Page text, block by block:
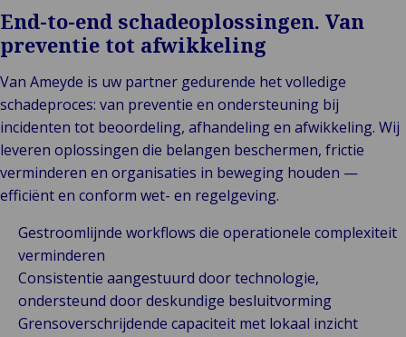
End-to-end schadeoplossingen. Van
preventie tot afwikkeling
Van Ameyde is uw partner gedurende het volledige
schadeproces: van preventie en ondersteuning bij
incidenten tot beoordeling, afhandeling en afwikkeling. Wij
leveren oplossingen die belangen beschermen, frictie
verminderen en organisaties in beweging houden —
efficiënt en conform wet- en regelgeving.
Gestroomlijnde workflows die operationele complexiteit
verminderen
Consistentie aangestuurd door technologie,
ondersteund door deskundige besluitvorming
Grensoverschrijdende capaciteit met lokaal inzicht